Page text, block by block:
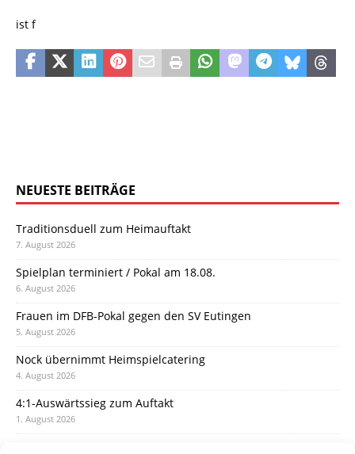
ist f
NEUESTE BEITRÄGE
Traditionsduell zum Heimauftakt
7. August 2026
Spielplan terminiert / Pokal am 18.08.
6. August 2026
Frauen im DFB-Pokal gegen den SV Eutingen
5. August 2026
Nock übernimmt Heimspielcatering
4. August 2026
4:1-Auswärtssieg zum Auftakt
1. August 2026